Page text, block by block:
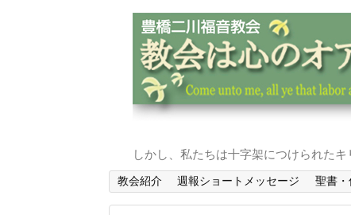
しかし、私たちは十字架につけられた
教会紹介 週報ショートメッセージ 聖書・